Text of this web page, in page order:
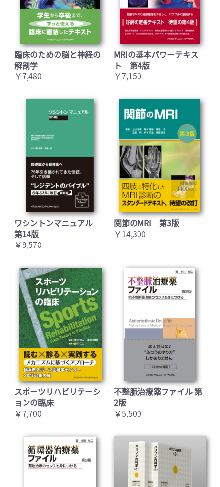
臨床のための脳と神経の
解剖学
￥7,480
MRIの基本パワーテキス
ト 第4版
￥7,150
ワシントンマニュアル
第14版
￥9,570
関節のMRI 第3版
￥14,300
スポーツリハビリテーシ
ョンの臨床
￥7,700
不整脈治療薬ファイル 第
2版
￥5,500